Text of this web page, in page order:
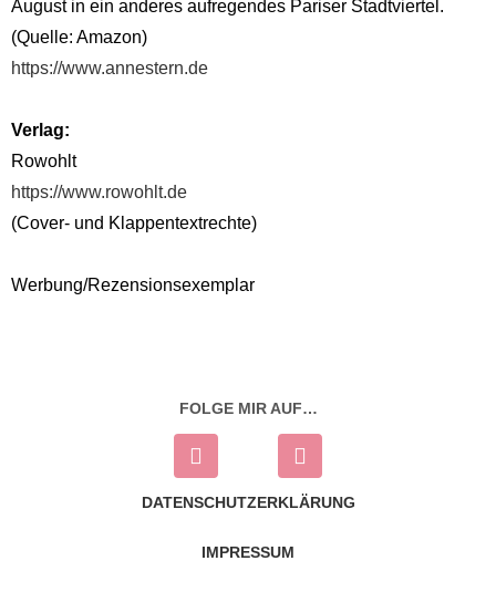
August in ein anderes aufregendes Pariser Stadtviertel.
(Quelle: Amazon)
https://www.annestern.de
Verlag:
Rowohlt
https://www.rowohlt.de
(Cover- und Klappentextrechte)
Werbung/Rezensionsexemplar
FOLGE MIR AUF…
DATENSCHUTZERKLÄRUNG
IMPRESSUM